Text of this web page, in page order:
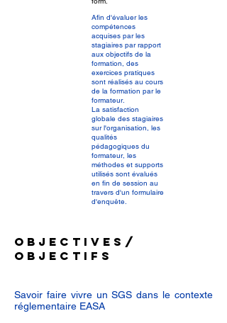
Afin d'évaluer les
compétences
acquises par les
stagiaires par rapport
aux objectifs de la
formation, des
exercices pratiques
sont réalisés au cours
de la formation par le
formateur.
La satisfaction
globale des stagiaires
sur l'organisation, les
qualités
pédagogiques du
formateur, les
méthodes et supports
utilisés sont évalués
en fin de session au
travers d'un formulaire
d'enquête.
Objectives/
objectifs
Savoir faire vivre un SGS dans le contexte
réglementaire EASA